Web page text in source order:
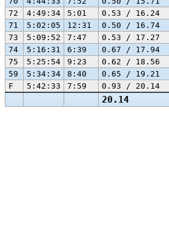
20.14
72
4:49:34 5:01 0.53 / 16.24
71
5:02:05 12:31 0.50 / 16.74
73
5:09:52 7:47 0.53 / 17.27
74
5:16:31 6:39 0.67 / 17.94
75
5:25:54 9:23 0.62 / 18.56
59
5:34:34 8:40 0.65 / 19.21
F
5:42:33 7:59 0.93 / 20.14